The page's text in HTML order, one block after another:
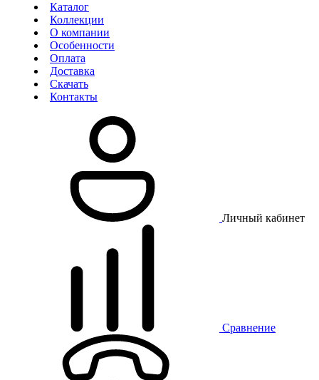
Каталог
Коллекции
О компании
Особенности
Оплата
Доставка
Скачать
Контакты
Личный кабинет
Сравнение